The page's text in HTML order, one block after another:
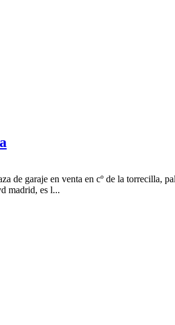
de garaje en venta en cº de la torrecilla,
madrid, es l...